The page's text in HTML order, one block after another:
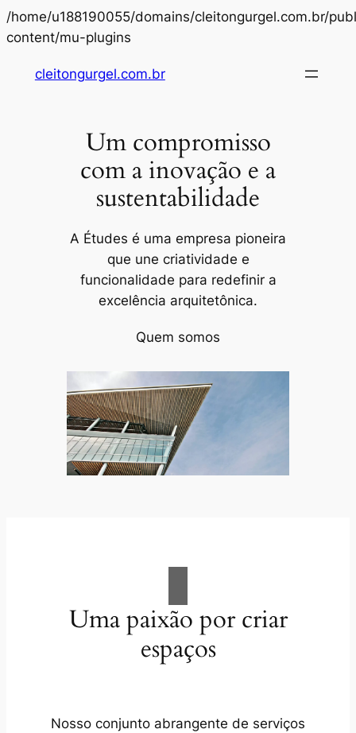
/home/u188190055/domains/cleitongurgel.com.br/
content/mu-plugins
o
cleitongurgel.com.br
Um compromisso
com a inovação e a
sustentabilidade
A Études é uma empresa pioneira
que une criatividade e
funcionalidade para redefinir a
excelência arquitetônica.
Quem somos
Uma paixão por criar
espaços
Nosso conjunto abrangente de serviços